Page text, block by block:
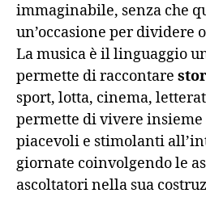
immaginabile, senza che
un’occasione per dividere
La musica è il linguaggio
permette di raccontare
sport, lotta, cinema,
permette di vivere
piacevoli e stimolanti
giornate coinvolgendo le
ascoltatori nella sua